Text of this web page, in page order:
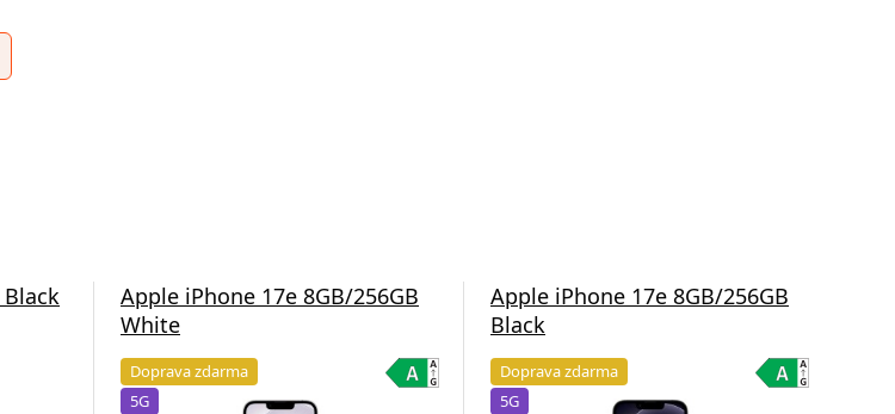
Apple iPhone 17e 8GB/256GB
White
Doprava zdarma
5G
Apple iPhone 17e 8GB/256GB
Black
Doprava zdarma
5G